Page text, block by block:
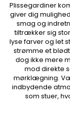
Plissegardiner
giver dig
smag og
tiltrækker sig
lyse farver og let
strømme et
dog ikke mere
mod direkte
mørklægning.
indbydende
som stuer,